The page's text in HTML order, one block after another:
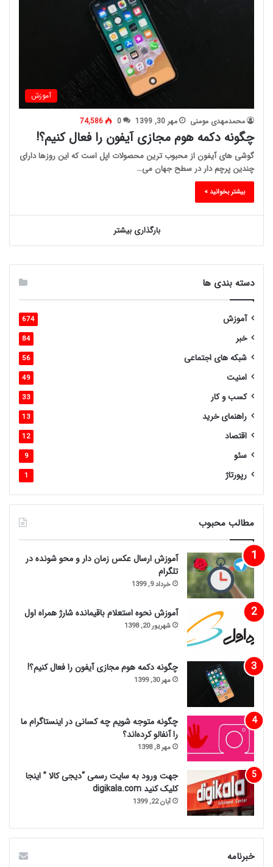
آموزش
محمدمهدی مومنی مهر 30, 1399 0
74,586
چگونه دکمه هوم مجازی آیفون را فعال کنیم؟!
گوشی های آیفون از محبوب ترین محصولات اپل است که این روزها دارای
چندین پرچم دار در سطح جهان می…
بیشتر بخوانید »
بارگذاری بیشتر
دسته بندی ها
آموزش 674
خبر 84
شبکه های اجتماعی 56
امنیت 49
کسب و کار 33
راهنمای خرید 13
اقتصاد 12
سئو 9
رپورتاژ 1
مطالب محبوب
آموزش ارسال عکس زمان دار و محو شونده در
تلگرام
خرداد 9, 1399
آموزش نحوه استعلام باقیمانده شارژ همراه اول
شهریور 20, 1398
چگونه دکمه هوم مجازی آیفون را فعال کنیم؟!
مهر 30, 1399
چگونه متوجه شویم چه کسانی در اینستاگرام ما
را آنفالو کرده‌اند؟
مهر 8, 1398
جهت ورود به سایت رسمی “دیجی کالا ” اینجا
کلیک کنید digikala.com
آبان 22, 1399
خبرنامه